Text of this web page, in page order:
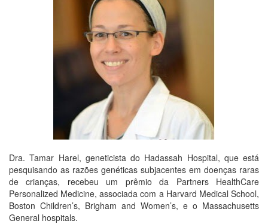
Dra. Tamar Harel, geneticista do Hadassah Hospital, que está
pesquisando as razões genéticas subjacentes em doenças raras
de crianças, recebeu um prêmio da Partners HealthCare
Personalized Medicine, associada com a Harvard Medical School,
Boston Children’s, Brigham and Women’s, e o Massachusetts
General hospitals.